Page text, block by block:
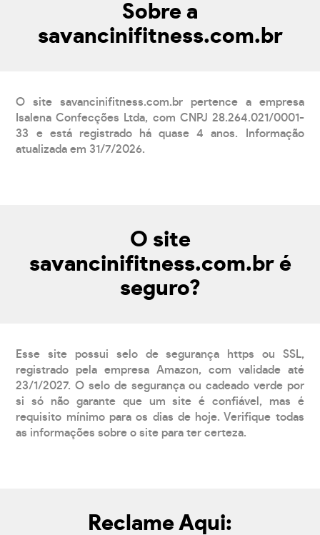
Sobre a
savancinifitness.com.br
O site savancinifitness.com.br pertence a empresa
Isalena Confecções Ltda, com CNPJ 28.264.021/0001-
33 e está registrado há quase 4 anos. Informação
atualizada em 31/7/2026.
O site
savancinifitness.com.br é
seguro?
Esse site possui selo de segurança https ou SSL,
registrado pela empresa Amazon, com validade até
23/1/2027. O selo de segurança ou cadeado verde por
si só não garante que um site é confiável, mas é
requisito mínimo para os dias de hoje. Verifique todas
as informações sobre o site para ter certeza.
Reclame Aqui: